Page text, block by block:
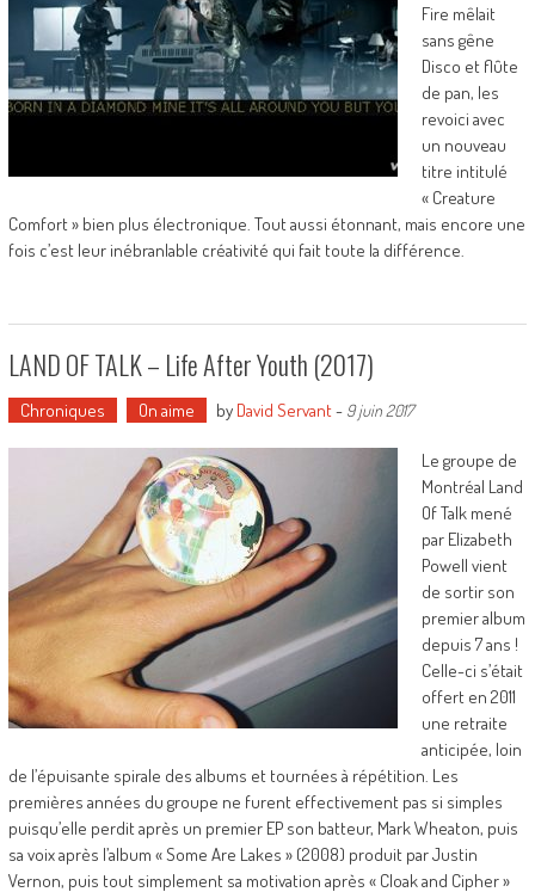
Fire mêlait
sans gêne
Disco et flûte
de pan, les
revoici avec
un nouveau
titre intitulé
« Creature
Comfort » bien plus électronique. Tout aussi étonnant, mais encore une
fois c’est leur inébranlable créativité qui fait toute la différence.
LAND OF TALK – Life After Youth (2017)
Chroniques On aime by David Servant- 9 juin 2017
Le groupe de
Montréal Land
Of Talk mené
par Elizabeth
Powell vient
de sortir son
premier album
depuis 7 ans !
Celle-ci s’était
offert en 2011
une retraite
anticipée, loin
de l’épuisante spirale des albums et tournées à répétition. Les
premières années du groupe ne furent effectivement pas si simples
puisqu’elle perdit après un premier EP son batteur, Mark Wheaton, puis
sa voix après l’album « Some Are Lakes » (2008) produit par Justin
Vernon, puis tout simplement sa motivation après « Cloak and Cipher »